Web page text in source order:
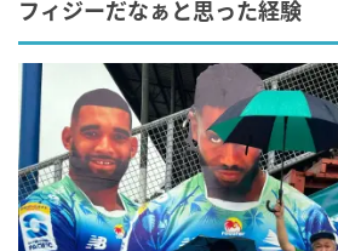
フィジーだなぁと思った経験